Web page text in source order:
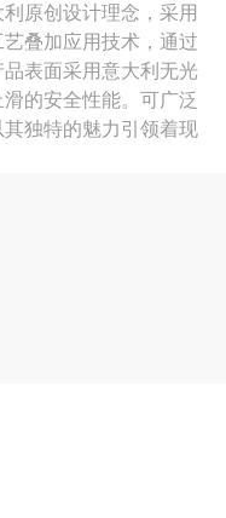
原创设计理念，采用
叠加应用技术，通过
表面采用意大利无光
的安全性能。可广泛
独特的魅力引领着现